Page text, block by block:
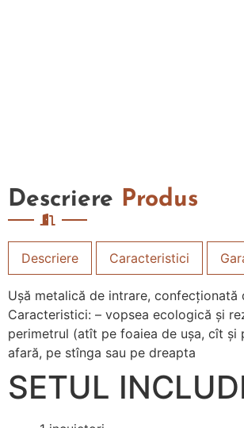
Descriere Produs
Descriere Caracteristici
Uşă metalică de intrare,
Caracteristici: – vopsea ecologică şi
perimetrul (atît pe foaiea de uşa, cît şi
afară, pe stînga sau pe dreapta
SETUL